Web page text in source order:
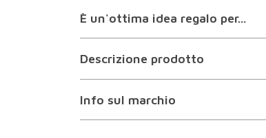
È un'ottima idea regalo per...
Descrizione prodotto
Info sul marchio